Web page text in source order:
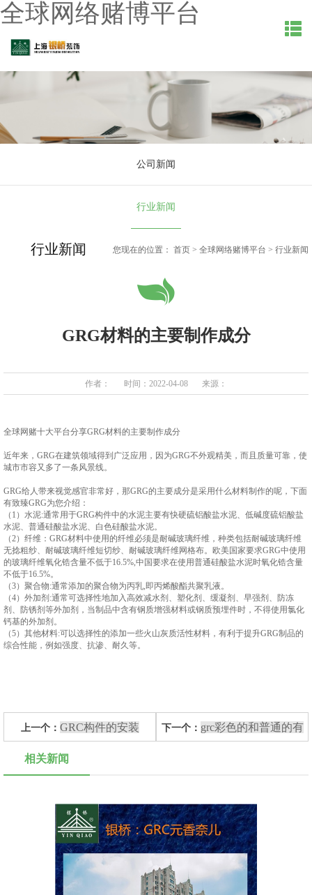
全球网络赌博平台
公司新闻
行业新闻
您现在的位置： 首页 > 全球网络赌博平台 > 行业新闻
行业新闻
GRG材料的主要制作成分
作者： 时间：2022-04-08 来源：
全球网赌十大平台分享GRG材料的主要制作成分
近年来，GRG在建筑领域得到广泛应用，因为GRG不外观精美，而且质量可靠，使
城市市容又多了一条风景线。
GRG给人带来视觉感官非常好，那GRG的主要成分是采用什么材料制作的呢，下面
有致臻GRG为您介绍：
（1）水泥:通常用于GRG构件中的水泥主要有快硬硫铝酸盐水泥、低碱度硫铝酸盐
水泥、普通硅酸盐水泥、白色硅酸盐水泥。
（2）纤维：GRG材料中使用的纤维必须是耐碱玻璃纤维，种类包括耐碱玻璃纤维
无捻粗纱、耐碱玻璃纤维短切纱、耐碱玻璃纤维网格布。欧美国家要求GRG中使用
的玻璃纤维氧化锆含量不低于16.5%,中国要求在使用普通硅酸盐水泥时氧化锆含量
不低于16.5%。
（3）聚合物:通常添加的聚合物为丙乳,即丙烯酸酯共聚乳液。
（4）外加剂:通常可选择性地加入高效减水剂、塑化剂、缓凝剂、早强剂、防冻
剂、防锈剂等外加剂，当制品中含有钢质增强材料或钢质预埋件时，不得使用氯化
钙基的外加剂。
（5）其他材料:可以选择性的添加一些火山灰质活性材料，有利于提升GRG制品的
综合性能，例如强度、抗渗、耐久等。
上一个： GRC构件的安装 下一个： grc彩色的和普通的有
相关新闻